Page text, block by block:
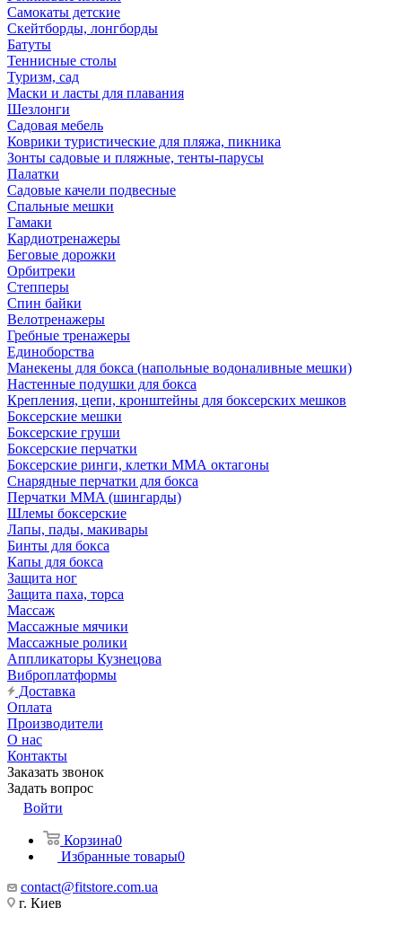
Самокаты детские
Скейтборды, лонгборды
Батуты
Теннисные столы
Туризм, сад
Маски и ласты для плавания
Шезлонги
Садовая мебель
Коврики туристические для пляжа, пикника
Зонты садовые и пляжные, тенты-парусы
Палатки
Садовые качели подвесные
Спальные мешки
Гамаки
Кардиотренажеры
Беговые дорожки
Орбитреки
Степперы
Спин байки
Велотренажеры
Гребные тренажеры
Единоборства
Манекены для бокса (напольные водоналивные мешки)
Настенные подушки для бокса
Крепления, цепи, кронштейны для боксерских мешков
Боксерские мешки
Боксерские груши
Боксерские перчатки
Боксерские ринги, клетки ММА октагоны
Снарядные перчатки для бокса
Перчатки MMA (шингарды)
Шлемы боксерские
Лапы, пады, макивары
Бинты для бокса
Капы для бокса
Защита ног
Защита паха, торса
Массаж
Массажные мячики
Массажные ролики
Аппликаторы Кузнецова
Виброплатформы
Доставка
Оплата
Производители
О нас
Контакты
Заказать звонок
Задать вопрос
Войти
Корзина0
Избранные товары0
contact@fitstore.com.ua
г. Киев